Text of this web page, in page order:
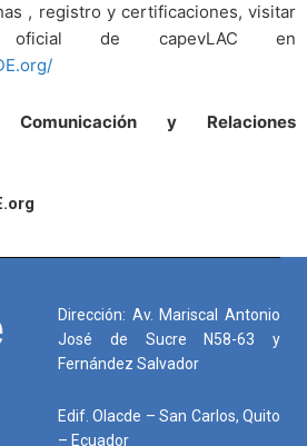
, registro y certificaciones, visitar
de capevLAC en
Comunicación y Relaciones
Dirección: Av. Mariscal Antonio
José de Sucre N58-63 y
Fernández Salvador
Edif. Olacde – San Carlos, Quito
– Ecuador